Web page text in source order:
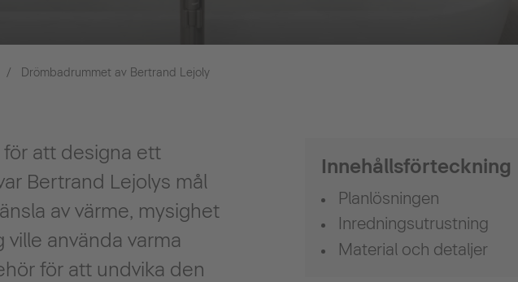
Drömbadrummet av Bertrand Lejoly
att designa ett
Bertrand Lejolys mål
av värme, mysighet
använda varma
för att undvika den
Innehållsförteckning
Planlösningen
Inredningsutrustning
Material och detaljer